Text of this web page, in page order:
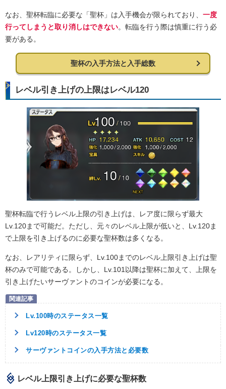
なお、聖杯転臨に必要な「聖杯」は入手機会が限られており、 一度
行ってしまうと取り消しはできない。転臨を行う際は慎重に行う必
要がある。
聖杯の入手方法と入手総数
レベル引き上げの上限はレベル120
聖杯転臨で行うレベル上限の引き上げは、レア度に限らず最大
Lv.120まで可能だ。ただし、元々のレベル上限が低いと、Lv.120ま
で上限を引き上げるのに必要な聖杯数は多くなる。
なお、レアリティに限らず、Lv.100までのレベル上限引き上げは聖
杯のみで可能である。しかし、Lv.101以降は聖杯に加えて、上限を
引き上げたいサーヴァントのコインが必要になる。
Lv.100時のステータス一覧
Lv120時のステータス一覧
サーヴァントコインの入手方法と必要数
レベル上限引き上げに必要な聖杯数